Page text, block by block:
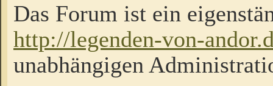
Das Forum ist ein
http://legenden-von-
unabhängigen